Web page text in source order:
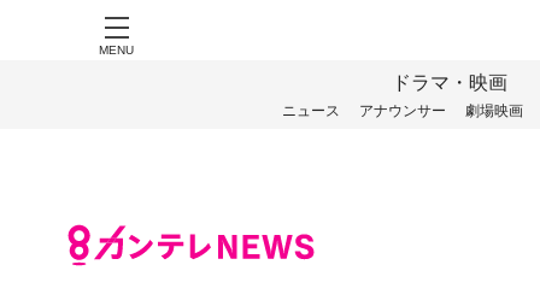
MENU
ドラマ・映画
ニュース アナウンサー 劇場映画